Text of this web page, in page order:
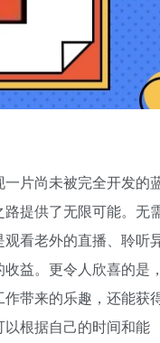
片尚未被完全开发的
提供了无限可能。无
看老外的直播、聆听
益。更令人欣喜的是，
带来的乐趣，还能获
根据自己的时间和能